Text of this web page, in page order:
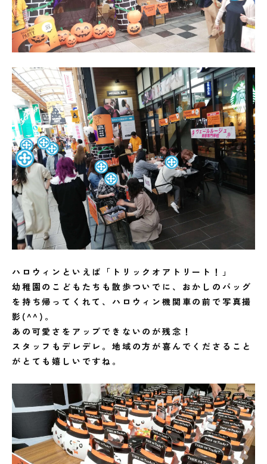
ハロウィンといえば「トリックオアトリート！」
幼稚園のこどもたちも散歩ついでに、おかしのバッグ
を持ち帰ってくれて、ハロウィン機関車の前で写真撮
影(^^)。
あの可愛さをアップできないのが残念！
スタッフもデレデレ。地域の方が喜んでくださること
がとても嬉しいですね。